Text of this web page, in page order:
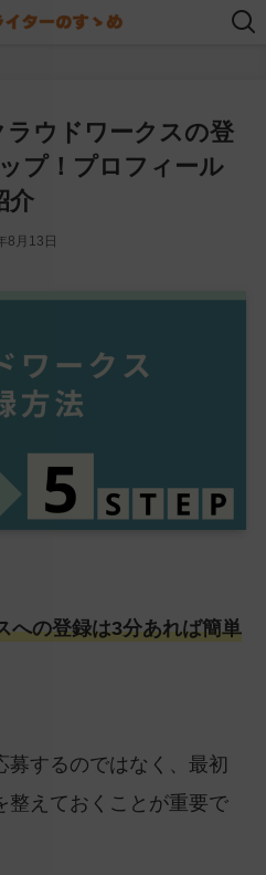
ラウドワークスの登
プ！プロフィール
介
8月13日
への登録は3分あれば簡単
募するのではなく、最初
整えておくことが重要で